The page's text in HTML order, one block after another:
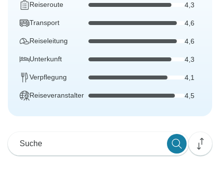
Reiseroute 4,3
Transport 4,6
Reiseleitung 4,6
Unterkunft 4,3
Verpflegung 4,1
Reiseveranstalter 4,5